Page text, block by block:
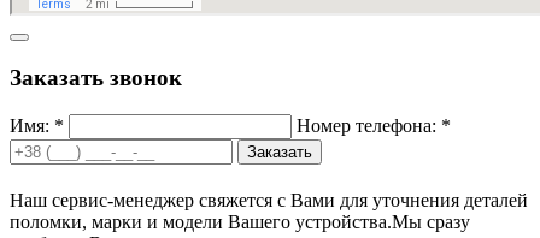
Заказать звонок
Имя: * Номер телефона: *
Заказать
Наш сервис-менеджер свяжется с Вами для уточнения деталей
поломки, марки и модели Вашего устройства.Мы сразу